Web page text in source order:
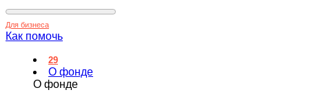
Для бизнеса
Как помочь
29
О фонде
О фонде